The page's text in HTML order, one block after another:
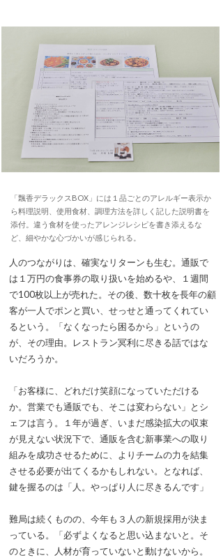
「飄香デラックスBOX」には１品ごとのアレルギー表示か
ら料理説明、使用食材、調理方法を詳しく記した説明書を
添付。違う食材を使ったアレンジレシピを書き添えるな
ど、細やかな心づかいが感じられる。
人のつながりは、確実なリターンも生む。通販で
は１万円の食事券の取り扱いを始めるや、１週間
で100枚以上が売れた。その後、数十枚を長年の顧
客が一人でポンと買い、せっせと通ってくれてい
るという。「なくなったら困るから」というの
が、その理由。レストラン冥利に尽きる話ではな
いだろうか。
「お客様に、どれだけ笑顔になっていただける
か。営業でも通販でも、そこは変わらない」とシ
ェフは言う。１年が過ぎ、いまだ感染拡大の収束
が見えない状況下で、通販を含む新事業への取り
組みを成功させるために、よりチームの力を結集
させる必要が出てくるかもしれない。となれば、
鍵を握るのは「人。やっぱり人に尽きるんです」
難局は続くものの、今年も３人の新規採用が決ま
っている。「必ずよくなると思い込まないと。そ
のときに、人材が育っていないと動けないから。